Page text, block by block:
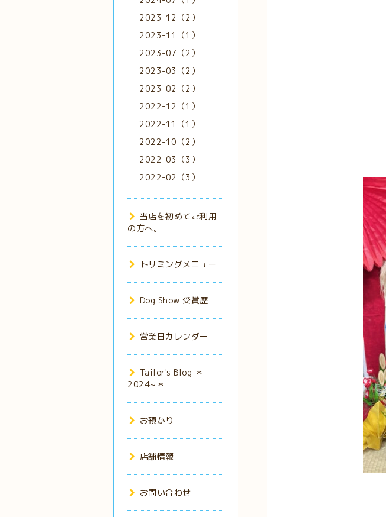
2023-12（2）
2023-11（1）
2023-07（2）
2023-03（2）
2023-02（2）
2022-12（1）
2022-11（1）
2022-10（2）
2022-03（3）
2022-02（3）
当店を初めてご利用
の方へ。
トリミングメニュー
Dog Show 受賞歴
営業日カレンダー
Tailor's Blog ＊
2024~＊
お預かり
店舗情報
お問い合わせ